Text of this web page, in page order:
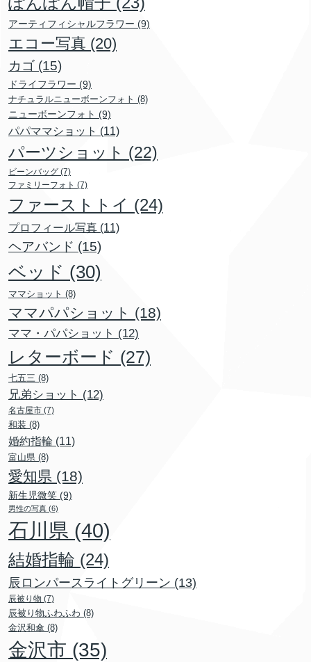
アーティフィシャルフラワー (9)
エコー写真 (20)
カゴ (15)
ドライフラワー (9)
ナチュラルニューボーンフォト (8)
ニューボーンフォト (9)
パパママショット (11)
パーツショット (22)
ビーンバッグ (7)
ファミリーフォト (7)
ファーストトイ (24)
プロフィール写真 (11)
ヘアバンド (15)
ベッド (30)
ママショット (8)
ママパパショット (18)
ママ・パパショット (12)
レターボード (27)
七五三 (8)
兄弟ショット (12)
名古屋市 (7)
和装 (8)
婚約指輪 (11)
富山県 (8)
愛知県 (18)
新生児微笑 (9)
男性の写真 (6)
石川県 (40)
結婚指輪 (24)
辰ロンパースライトグリーン (13)
辰被り物 (7)
辰被り物ふわふわ (8)
金沢和傘 (8)
金沢市 (35)